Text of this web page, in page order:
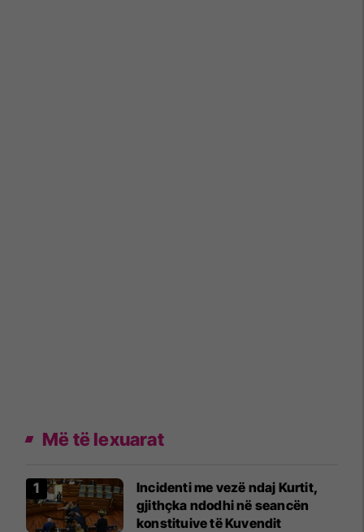
Më të lexuarat
Incidenti me vezë ndaj Kurtit,
gjithçka ndodhi në seancën
konstituive të Kuvendit